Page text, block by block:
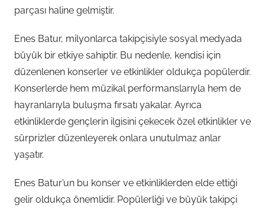
parçası haline gelmiştir.
Enes Batur, milyonlarca takipçisiyle sosyal medyada
büyük bir etkiye sahiptir. Bu nedenle, kendisi için
düzenlenen konserler ve etkinlikler oldukça popülerdir.
Konserlerde hem müzikal performanslarıyla hem de
hayranlarıyla buluşma fırsatı yakalar. Ayrıca
etkinliklerde gençlerin ilgisini çekecek özel etkinlikler ve
sürprizler düzenleyerek onlara unutulmaz anlar
yaşatır.
Enes Batur’un bu konser ve etkinliklerden elde ettiği
gelir oldukça önemlidir. Popülerliği ve büyük takipçi